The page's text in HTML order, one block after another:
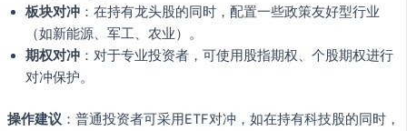
板块对冲 ：在持有龙头股的同时，配置一些政策友好型行业
（如新能源、军工、农业）。
期权对冲 ：对于专业投资者，可使用股指期权、个股期权进行
对冲保护。
操作建议 ：普通投资者可采用ETF对冲，如在持有科技股的同时，